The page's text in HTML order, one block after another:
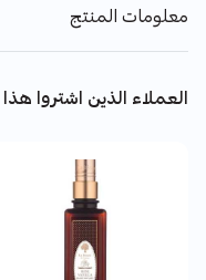
معلومات المنتج
العملاء الذين اشتروا